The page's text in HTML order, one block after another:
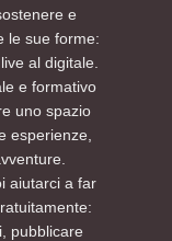
e
le sue forme:
al digitale.
e formativo
uno spazio
esperienze,
aiutarci a far
pubblicare